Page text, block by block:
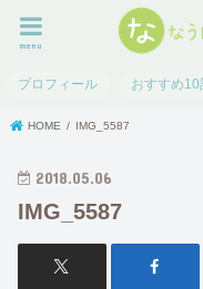
menu
プロフィール おすすめ10
HOME IMG_5587
2018.05.06
IMG_5587